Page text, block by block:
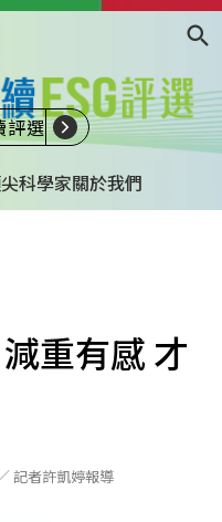
科學家關於我們
評選
重有感 才
記者許凱婷報導